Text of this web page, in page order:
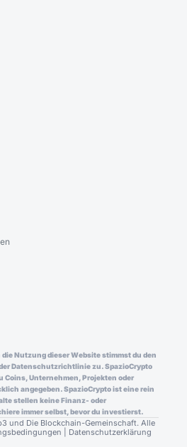
Nutzung dieser Website stimmst du den
Datenschutzrichtlinie zu. SpazioCrypto
Coins, Unternehmen, Projekten oder
angegeben. SpazioCrypto ist eine rein
stellen keine Finanz- oder
immer selbst, bevor du investierst.
und Die Blockchain-Gemeinschaft. Alle
Datenschutzerklärung